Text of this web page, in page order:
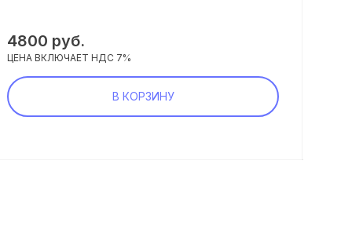
4800 руб.
ЦЕНА ВКЛЮЧАЕТ НДС 7%
В КОРЗИНУ